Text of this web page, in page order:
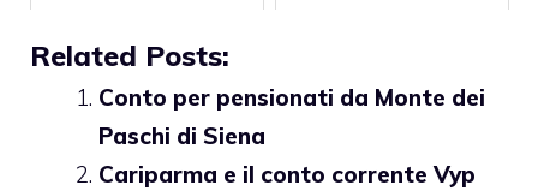
Related Posts:
Conto per pensionati da Monte dei
Paschi di Siena
Cariparma e il conto corrente Vyp